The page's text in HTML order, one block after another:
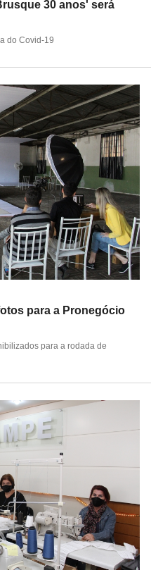
30 anos' será
do Covid-19
para a Pronegócio
para a rodada de